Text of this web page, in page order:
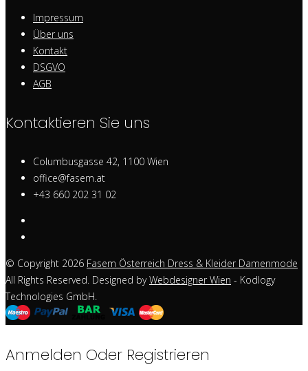
Impressum
Über uns
Kontakt
DSGVO
AGB
Kontaktieren Sie uns
Columbusgasse 42, 1100 Wien
office@fasem.at
+43 660 202 31 02
© Copyright 2026 Fasem Österreich Dress & Kleider Damenmode
All Rights Reserved. Designed byWebdesigner Wien - Kodlogy
Technologies GmbH.
Anmelden Oder Registrieren